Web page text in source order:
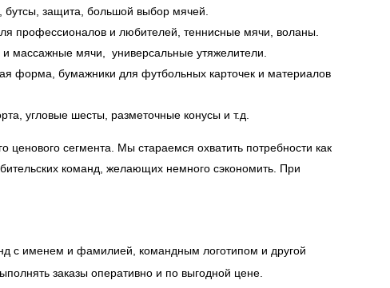
защита, большой выбор мячей.
профессионалов и любителей, теннисные мячи, воланы.
массажные мячи, универсальные утяжелители.
форма, бумажники для футбольных карточек и материалов
угловые шесты, разметочные конусы и т.д.
ценового сегмента. Мы стараемся охватить потребности как
команд, желающих немного сэкономить. При
с именем и фамилией, командным логотипом и другой
заказы оперативно и по выгодной цене.